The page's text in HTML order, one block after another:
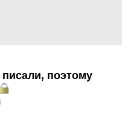
писали, поэтому